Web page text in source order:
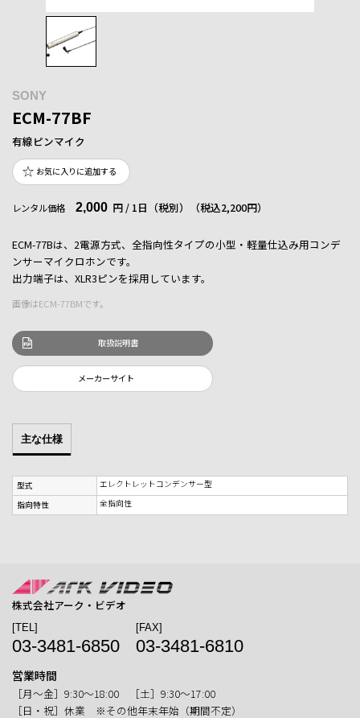
SONY
ECM-77BF
有線ピンマイク
お気に入りに追加する
レンタル価格 2,000 円 / 1日（税別） （税込2,200円）
ECM-77Bは、2電源方式、全指向性タイプの小型・軽量仕込み用コンデ
ンサーマイクロホンです。
出力端子は、XLR3ピンを採用しています。
画像はECM-77BMです。
取扱説明書
メーカーサイト
主な仕様
型式
エレクトレットコンデンサー型
指向特性
全指向性
株式会社アーク・ビデオ
[TEL]
03-3481-6850
[FAX]
03-3481-6810
営業時間
［月〜金］9:30〜18:00 ［土］9:30〜17:00
［日・祝］休業 ※その他年末年始（期間不定）